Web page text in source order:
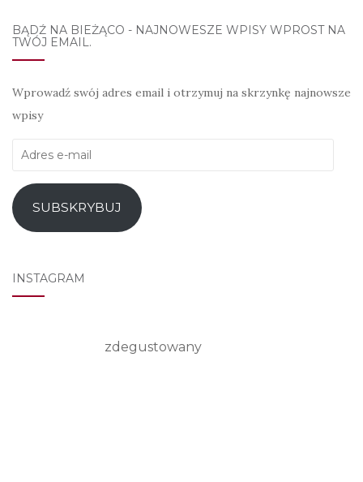
BĄDŹ NA BIEŻĄCO - NAJNOWESZE WPISY WPROST NA
TWÓJ EMAIL.
Wprowadź swój adres email i otrzymuj na skrzynkę najnowsze
wpisy
Adres
mail
SUBSKRYBUJ
INSTAGRAM
zdegustowany